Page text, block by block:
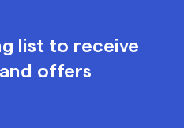
list to receive
offers